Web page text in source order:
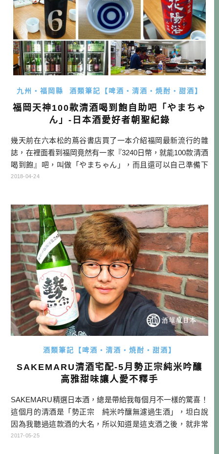
九州・福岡縣 酒類筆記【啤酒・清酒・焼酎・甜酒】
福岡天神100款清酒喝到飽自助吧「やまちゃ
ん」-日本酒愛好者朝聖紀錄
幾天前在六本松的蔦谷書店買了一本介紹福岡最新流行的雜
誌，在裡面看到福岡竟然有一家『3240日幣，就能100款清酒
喝到飽』吧，叫做「やまちゃん」，而且還可以自己準備下
酒菜、甚至可以在現場自己煮料理的自助型酒吧。這當然要
区今泉1-21-9(ステージ天神ビル ４階) […]…
2018-04-24
酒類筆記【啤酒・清酒・焼酎・甜酒】
SAKEMARU清酒宅配-5月勢正宗純米吟釀
高雅甜味讓人愛不釋手
SAKEMARU精選日本酒，總是帶給我每個月不一樣的驚喜！
這個月的清酒是「勢正宗 純米吟釀無濾過生酒」，坦白說
因為我聽過這款酒的大名，所以知道是這支酒之後，就非常
期待他來我家了！喝酒的時候我常常想，到底酒是主角，或
2017-05-25